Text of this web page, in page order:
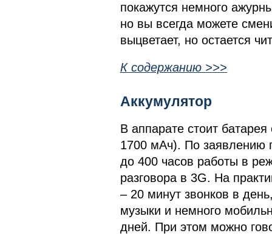
покажутся немного
но вы всегда можете
выцветает, но остается
К содержанию >>>
Аккумулятор
В аппарате стоит
1700 мАч). По заявлению
до 400 часов работы в
разговора в 3G. На
– 20 минут звонков в
музыки и немного
дней. При этом можно